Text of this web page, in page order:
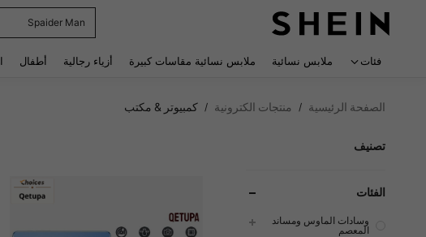
Spaider Man
فئات ملابس نسائية ملابس نسائية مقاسات كبيرة أزياء رجالية أطفال
الصفحة الرئيسية / منتجات الكترونية / كمبيوتر & مكتب
تصنيف
الفئات
وسادات الماوس ومساند
المعصم